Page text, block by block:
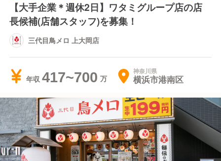
【大手企業＊週休2日】ワタミグループ店の店
長候補(店舗スタッフ)を募集！
三代目鳥メロ 上大岡店
年収 417~700 神奈川県
横浜市港南区